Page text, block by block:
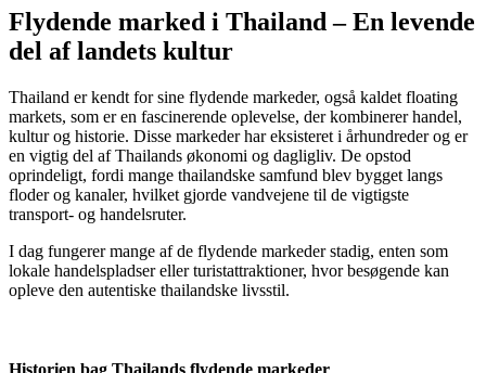
Flydende marked i Thailand – En levende
del af landets kultur
Thailand er kendt for sine flydende markeder, også kaldet floating
markets, som er en fascinerende oplevelse, der kombinererhandel,
kultur og historie. Disse markeder har eksisteret i århundreder og er
en vigtig del af Thailands økonomi og dagligliv. De opstod
oprindeligt, fordi mange thailandske samfund blev bygget langs
floder og kanaler, hvilket gjorde vandvejene til de vigtigste
transport- og handelsruter.
I dag fungerer mange af de flydende markeder stadig, enten som
lokale handelspladser eller turistattraktioner, hvor besøgende kan
opleve den autentiske thailandske livsstil.
Historien bag Thailands flydende markeder